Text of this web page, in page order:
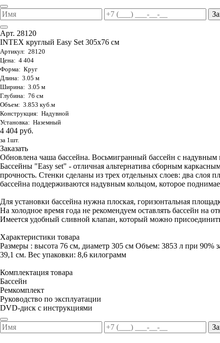
Арт. 28120
INTEX круглый Easy Set 305х76 см
Артикул: 28120
Цена: 4 404
Форма: Круг
Длина: 3.05 м
Ширина: 3.05 м
Глубина: 76 см
Объем: 3.853 куб.м
Конструкция: Надувной
Установка: Наземный
4 404 руб.
за 1шт.
Заказать
Обновлена чаша бассейна. Восьмигранный бассейн с надувным
Бассейны "Easy set" - отличная альтернатива сборным
прочность. Стенки сделаны из трех отдельных слоев: два
бассейна поддерживаются надувным кольцом, которое
Для установки бассейна нужна плоская, горизонтальная
На холодное время года не рекомендуем оставлять бассейн на
Имеется удобный сливной клапан, который можно
Характеристики товара
Размеры : высота 76 см, диаметр 305 см Объем: 3853 л при 90%
39,1 см. Вес упаковки: 8,6 килограмм
Комплектация товара
Бассейн
Ремкомплект
Руководство по эксплуатации
DVD-диск с инструкциями